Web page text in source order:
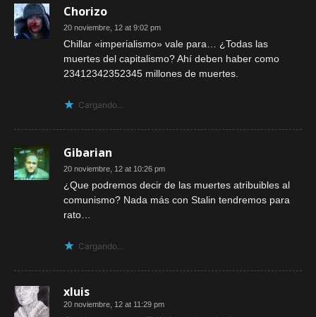
Chorizo
20 noviembre, 12 at 9:02 pm
Chillar «imperialismo» vale para… ¿Todas las
muertes del capitalismo? Ahí deben haber como
23412342352345 millones de muertes.
Cargando...
Gibarian
20 noviembre, 12 at 10:26 pm
¿Que podremos decir de las muertes atribuibles al
comunismo? Nada más con Stalin tendremos para
rato…
Cargando...
xluis
20 noviembre, 12 at 11:29 pm